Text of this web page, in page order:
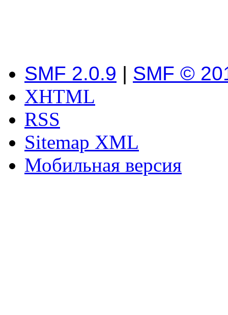
SMF 2.0.9 | SMF ©
XHTML
RSS
Sitemap XML
Мобильная версия